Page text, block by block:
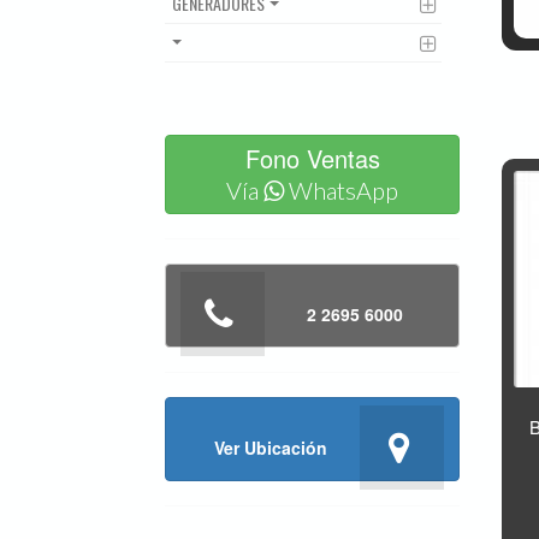
Fono Ventas
Vía WhatsApp
2 2695 6000
Ver Ubicación